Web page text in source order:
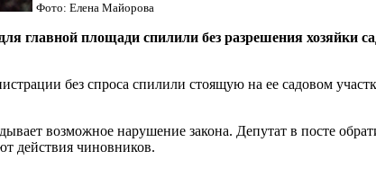
Фото: Елена Майорова
площади спилили без разрешения хозяйки
без спроса спилили стоящую на ее садовом
возможное нарушение закона. Депутат в посте
действия чиновников.